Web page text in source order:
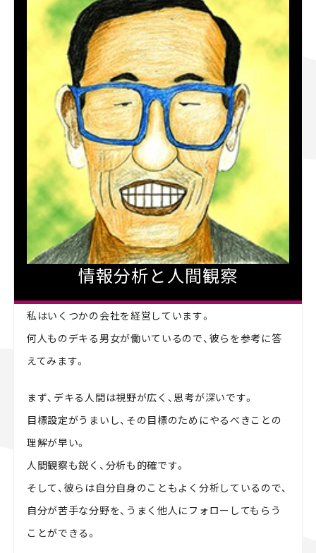
情報分析と人間観察
私はいくつかの会社を経営しています。
何人ものデキる男女が働いているので、彼らを参考に答
えてみます。
まず、デキる人間は視野が広く、思考が深いです。
目標設定がうまいし、その目標のためにやるべきことの
理解が早い。
人間観察も鋭く、分析も的確です。
そして、彼らは自分自身のこともよく分析しているので、
自分が苦手な分野を、うまく他人にフォローしてもらう
ことができる。